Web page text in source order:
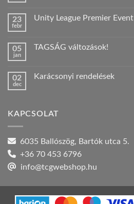
Nyári
23
febr
Unity League Premier Event
Unity
bejegyzéshez
05
jan
TAGSÁG változások!
TAGSÁG
02
dec
Karácsonyi rendelések
rendelések
KAPCSOLAT
6035 Ballószög, Bartók utca 5.
+36 70 453 6796
info@tcgwebshop.hu